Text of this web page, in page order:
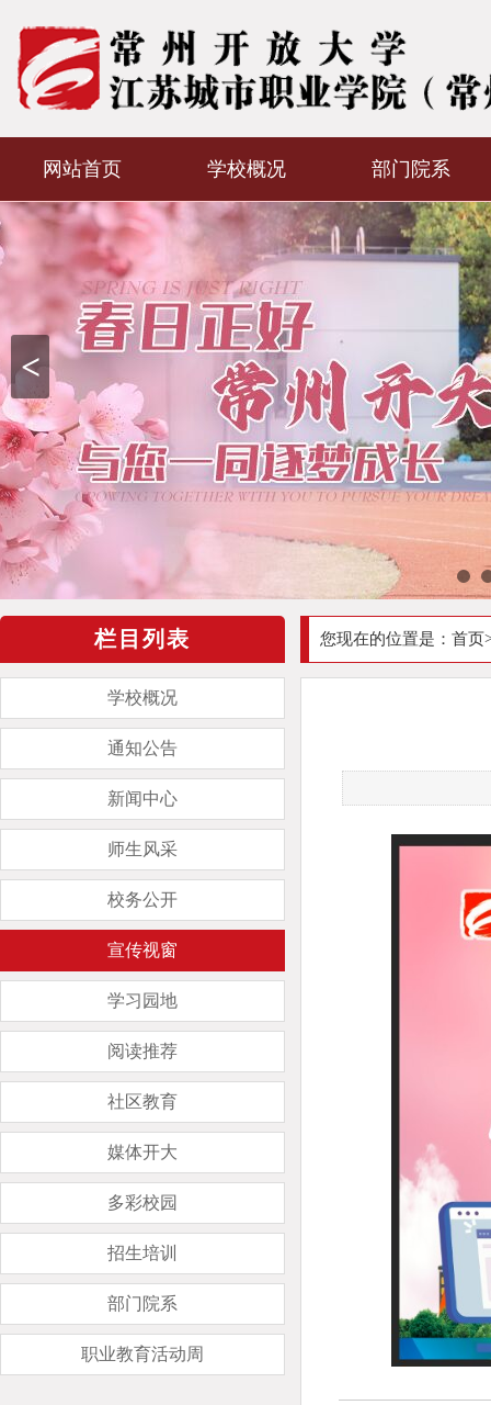
网站首页 学校概况 部门院系
<
栏目列表
学校概况
通知公告
新闻中心
师生风采
校务公开
宣传视窗
学习园地
阅读推荐
社区教育
媒体开大
多彩校园
招生培训
部门院系
职业教育活动周
您现在的位置是： 首页